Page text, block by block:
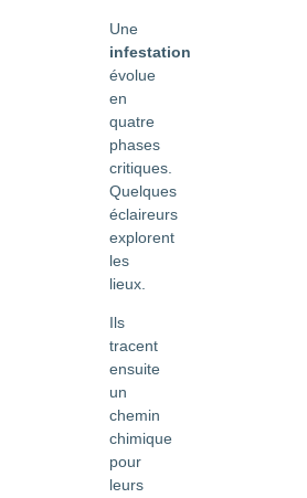
Une
infestation
évolue
en
quatre
phases
critiques.
Quelques
éclaireurs
explorent
les
lieux.
Ils
tracent
ensuite
un
chemin
chimique
pour
leurs